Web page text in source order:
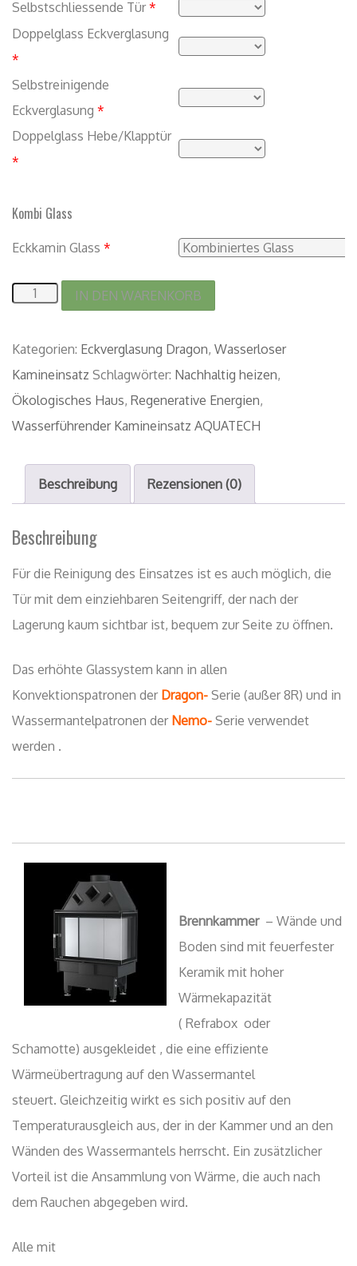
Selbstschliessende Tür*
Doppelglass Eckverglasung
*
Selbstreinigende
Eckverglasung *
Doppelglass Hebe/Klapptür
*
Kombi Glass
Eckkamin Glass *
IN DEN WARENKORB
Kategorien: Eckverglasung Dragon, Wasserloser
Kamineinsatz Schlagwörter: Nachhaltig heizen,
Ökologisches Haus, Regenerative Energien,
Wasserführender Kamineinsatz AQUATECH
Beschreibung Rezensionen (0)
Beschreibung
Für die Reinigung des Einsatzes ist es auch möglich, die
Tür mit dem einziehbaren Seitengriff, der nach der
Lagerung kaum sichtbar ist, bequem zur Seite zu öffnen.
Das erhöhte Glassystem kann in allen
Konvektionspatronen der Dragon- Serie (außer 8R) und in
Wassermantelpatronen der Nemo- Serie verwendet
werden .
Brennkammer– Wände und
Boden sind mit feuerfester
Keramik mit hoher
Wärmekapazität
( Refrabox oder
Schamotte) ausgekleidet , die eine effiziente
Wärmeübertragung auf den Wassermantel
steuert. Gleichzeitig wirkt es sich positiv auf den
Temperaturausgleich aus, der in der Kammer und an den
Wänden des Wassermantels herrscht. Ein zusätzlicher
Vorteil ist die Ansammlung von Wärme, die auch nach
dem Rauchen abgegeben wird.
Alle mit